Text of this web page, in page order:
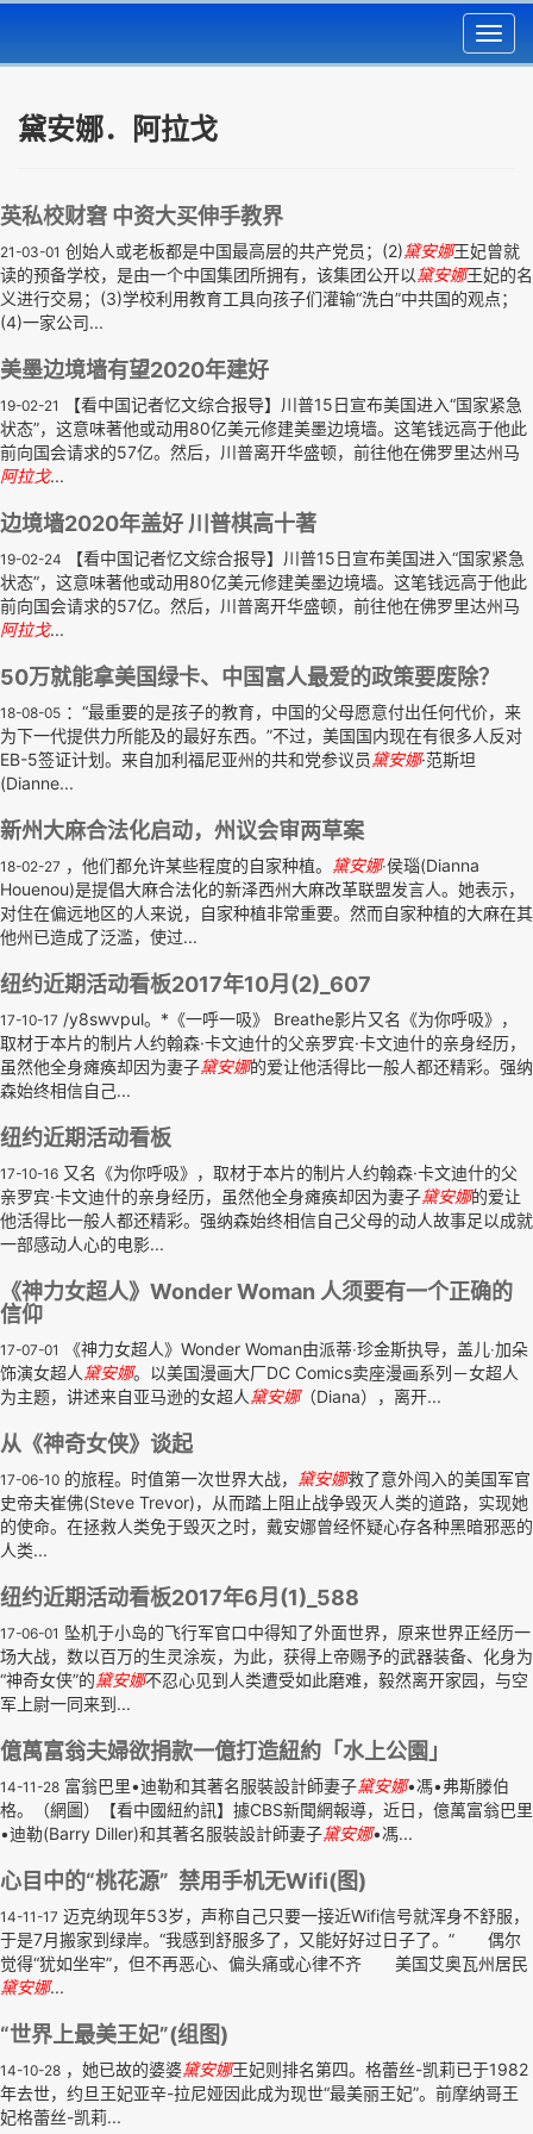
黛安娜．阿拉戈
英私校财窘 中资大买伸手教界
21-03-01 创始人或老板都是中国最高层的共产党员；(2)黛安娜王妃曾就
读的预备学校，是由一个中国集团所拥有，该集团公开以黛安娜王妃的名
义进行交易；(3)学校利用教育工具向孩子们灌输“洗白”中共国的观点；
(4)一家公司...
美墨边境墙有望2020年建好
19-02-21
【看中国记者忆文综合报导】川普15日宣布美国进入“国家紧急
状态”，这意味著他或动用80亿美元修建美墨边境墙。这笔钱远高于他此
前向国会请求的57亿。然后，川普离开华盛顿，前往他在佛罗里达州马
阿拉戈...
边境墙2020年盖好 川普棋高十著
19-02-24
【看中国记者忆文综合报导】川普15日宣布美国进入“国家紧急
状态”，这意味著他或动用80亿美元修建美墨边境墙。这笔钱远高于他此
前向国会请求的57亿。然后，川普离开华盛顿，前往他在佛罗里达州马
阿拉戈...
50万就能拿美国绿卡、中国富人最爱的政策要废除？
18-08-05 ：“最重要的是孩子的教育，中国的父母愿意付出任何代价，来
为下一代提供力所能及的最好东西。”不过，美国国内现在有很多人反对
EB-5签证计划。来自加利福尼亚州的共和党参议员黛安娜·范斯坦
(Dianne...
新州大麻合法化启动，州议会审两草案
18-02-27 ，他们都允许某些程度的自家种植。 黛安娜‧侯瑙(Dianna
Houenou)是提倡大麻合法化的新泽西州大麻改革联盟发言人。她表示，
对住在偏远地区的人来说，自家种植非常重要。然而自家种植的大麻在其
他州已造成了泛滥，使过...
纽约近期活动看板2017年10月(2)_607
17-10-17 /y8swvpul。*《一呼一吸》 Breathe影片又名《为你呼吸》，
取材于本片的制片人约翰森·卡文迪什的父亲罗宾·卡文迪什的亲身经历，
虽然他全身瘫痪却因为妻子黛安娜的爱让他活得比一般人都还精彩。强纳
森始终相信自己...
纽约近期活动看板
17-10-16 又名《为你呼吸》，取材于本片的制片人约翰森·卡文迪什的父
亲罗宾·卡文迪什的亲身经历，虽然他全身瘫痪却因为妻子黛安娜的爱让
他活得比一般人都还精彩。强纳森始终相信自己父母的动人故事足以成就
一部感动人心的电影...
《神力女超人》Wonder Woman 人须要有一个正确的
信仰
17-07-01
《神力女超人》Wonder Woman由派蒂‧珍金斯执导，盖儿‧加朵
饰演女超人黛安娜。以美国漫画大厂DC Comics卖座漫画系列－女超人
为主题，讲述来自亚马逊的女超人黛安娜（Diana），离开...
从《神奇女侠》谈起
17-06-10 的旅程。时值第一次世界大战， 黛安娜救了意外闯入的美国军官
史帝夫崔佛(Steve Trevor)，从而踏上阻止战争毁灭人类的道路，实现她
的使命。在拯救人类免于毁灭之时，戴安娜曾经怀疑心存各种黑暗邪恶的
人类...
纽约近期活动看板2017年6月(1)_588
17-06-01 坠机于小岛的飞行军官口中得知了外面世界，原来世界正经历一
场大战，数以百万的生灵涂炭，为此，获得上帝赐予的武器装备、化身为
“神奇女侠”的黛安娜不忍心见到人类遭受如此磨难，毅然离开家园，与空
军上尉一同来到...
億萬富翁夫婦欲捐款一億打造紐約「水上公園」
14-11-28 富翁巴里•迪勒和其著名服裝設計師妻子黛安娜•馮•弗斯滕伯
格。（網圖）【看中國紐約訊】據CBS新聞網報導，近日，億萬富翁巴里
•迪勒(Barry Diller)和其著名服裝設計師妻子黛安娜•馮...
心目中的“桃花源” 禁用手机无Wifi(图)
14-11-17 迈克纳现年53岁，声称自己只要一接近Wifi信号就浑身不舒服，
于是7月搬家到绿岸。“我感到舒服多了，又能好好过日子了。” 偶尔
觉得“犹如坐牢”，但不再恶心、偏头痛或心律不齐 美国艾奥瓦州居民
黛安娜...
“世界上最美王妃”(组图)
14-10-28 ，她已故的婆婆黛安娜王妃则排名第四。格蕾丝-凯莉已于1982
年去世，约旦王妃亚辛-拉尼娅因此成为现世“最美丽王妃”。前摩纳哥王
妃格蕾丝-凯莉...